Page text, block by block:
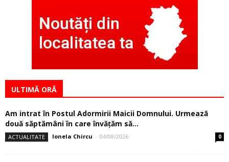
ULTIMĂ ORĂ
Am intrat în Postul Adormirii Maicii Domnului. Urmează
două săptămâni în care învăţăm să...
ACTUALITATE Ionela Chircu - 04/08/2026 0